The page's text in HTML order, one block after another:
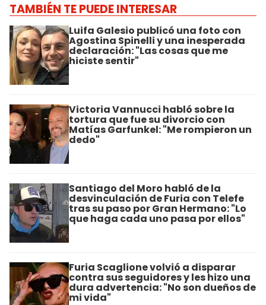
TAMBIÉN TE PUEDE INTERESAR
Luifa Galesio publicó una foto con
Agostina Spinelli y una inesperada
declaración: "Las cosas que me
hiciste sentir"
Victoria Vannucci habló sobre la
tortura que fue su divorcio con
Matías Garfunkel: "Me rompieron un
dedo"
Santiago del Moro habló de la
desvinculación de Furia con Telefe
tras su paso por Gran Hermano: "Lo
que haga cada uno pasa por ellos"
Furia Scaglione volvió a disparar
contra sus seguidores y les hizo una
dura advertencia: "No son dueños de
mi vida"